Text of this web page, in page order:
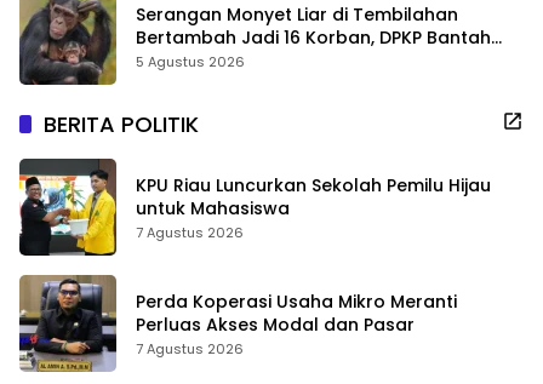
Serangan Monyet Liar di Tembilahan
Bertambah Jadi 16 Korban, DPKP Bantah
Video Gerombolan Viral
5 Agustus 2026
BERITA POLITIK
KPU Riau Luncurkan Sekolah Pemilu Hijau
untuk Mahasiswa
7 Agustus 2026
Perda Koperasi Usaha Mikro Meranti
Perluas Akses Modal dan Pasar
7 Agustus 2026